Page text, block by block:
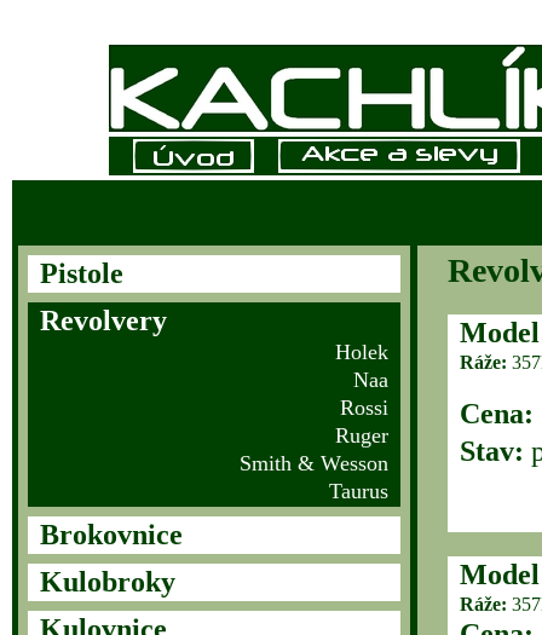
Pistole
Revolvery
Holek
Naa
Rossi
Ruger
Smith & Wesson
Taurus
Brokovnice
Kulobroky
Ráže:
Cena:
Stav:
Ráže: